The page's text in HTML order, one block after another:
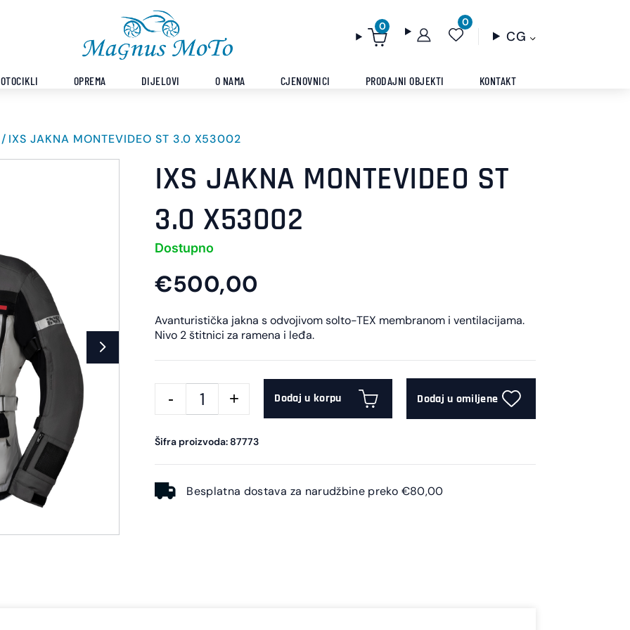
0 0
CG
OPREMA DIJELOVI O NAMA CJENOVNICI PRODAJNI OBJEKTI KONTAKT
IXS JAKNA MONTEVIDEO ST 3.0 X53002
IXS JAKNA MONTEVIDEO ST
3.0 X53002
Dostupno
€500,00
Avanturistička jakna s odvojivom solto-TEX membranom i ventilacijama.
Nivo 2 štitnici za ramena i leđa.
Dodaj u korpu Dodaj u omiljene
Šifra proizvoda: 87773
Besplatna dostava za narudžbine preko €80,00